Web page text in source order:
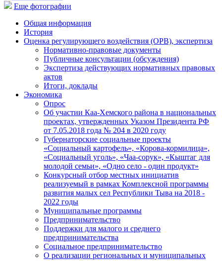
Еще фотографии
Общая информация
История
Оценка регулирующего воздействия (ОРВ), экспертиза
Нормативно-правовые документы
Публичные консультации (обсуждения)
Экспертиза действующих нормативных правовых
актов
Итоги, доклады
Экономика
Опрос
Об участии Каа-Хемского района в национальных
проектах, утвержденных Указом Президента РФ
от 7.05.2018 года № 204 в 2020 году
Губернаторские социальные проекты
«Социальный картофель», «Корова-кормилица»,
«Социальный уголь», «Чаа-сорук», «Кыштаг для
молодой семьи», «Одно село - один продукт»
Конкурсный отбор местных инициатив
реализуемый в рамках Комплексной программы
развития малых сел Республики Тыва на 2018 -
2022 годы
Муниципальные программы
Предпринимательство
Поддержки для малого и среднего
предпринимательства
Социальное предпринимательство
О реализации региональных и муниципальных